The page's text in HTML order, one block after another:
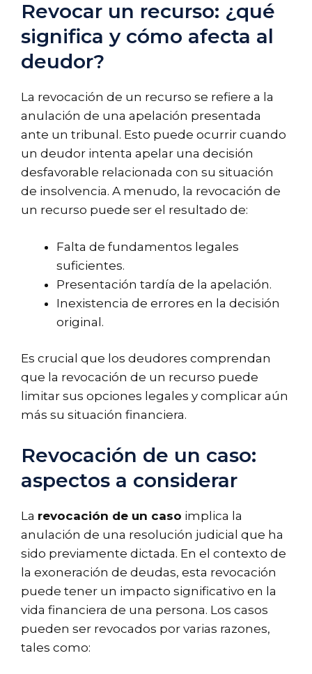
Revocar un recurso: ¿qué
significa y cómo afecta al
deudor?
La revocación de un recurso se refiere a la
anulación de una apelación presentada
ante un tribunal. Esto puede ocurrir cuando
un deudor intenta apelar una decisión
desfavorable relacionada con su situación
de insolvencia. A menudo, la revocación de
un recurso puede ser el resultado de:
Falta de fundamentos legales
suficientes.
Presentación tardía de la apelación.
Inexistencia de errores en la decisión
original.
Es crucial que los deudores comprendan
que la revocación de un recurso puede
limitar sus opciones legales y complicar aún
más su situación financiera.
Revocación de un caso:
aspectos a considerar
La revocación de un caso implica la
anulación de una resolución judicial que ha
sido previamente dictada. En el contexto de
la exoneración de deudas, esta revocación
puede tener un impacto significativo en la
vida financiera de una persona. Los casos
pueden ser revocados por varias razones,
tales como: